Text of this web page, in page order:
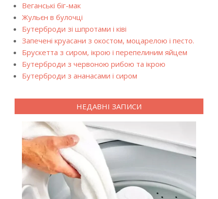
Веганські біг-мак
Жульєн в булочці
Бутерброди зі шпротами і ківі
Запечені круасани з окостом, моцарелою і песто.
Брускетта з сиром, ікрою і перепелиним яйцем
Бутерброди з червоною рибою та ікрою
Бутерброди з ананасами і сиром
НЕДАВНІ ЗАПИСИ